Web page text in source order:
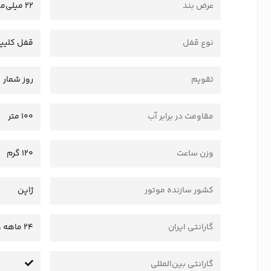
عرض بند 22 میلی‌متر
نوع قفل قفل
تقویم روز شمار
مقاومت در برابر آب 100 متر
وزن ساعت 120 گرم
کشور سازنده موتور ژاپن
گارانتی ایران 24 ماهه وستا سرویس
گارانتی بین‌المللی